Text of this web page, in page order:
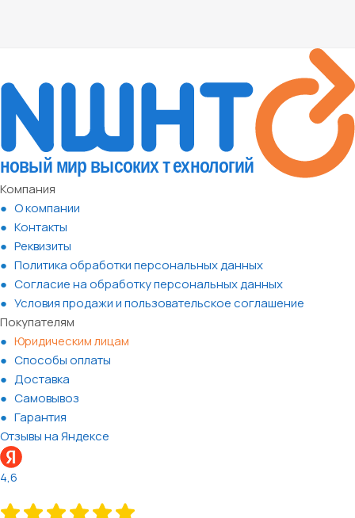
Компания
О компании
Контакты
Реквизиты
Политика обработки персональных данных
Согласие на обработку персональных данных
Условия продажи и пользовательское соглашение
Покупателям
Юридическим лицам
Способы оплаты
Доставка
Самовывоз
Гарантия
Отзывы на Яндексе
4,6